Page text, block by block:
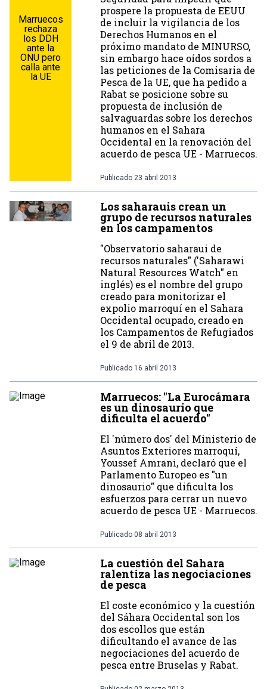
Marruecos
rechaza
los DDH
ante la
ONU pero
calla ante
la UE
prospere la propuesta de EEUU
de incluir la vigilancia de los
Derechos Humanos en el
próximo mandato de MINURSO,
sin embargo hace oídos sordos a
las peticiones de la Comisaria de
Pesca de la UE, que ha pedido a
Rabat se posicione sobre su
propuesta de inclusión de
salvaguardas sobre los derechos
humanos en el Sahara
Occidental en la renovación del
acuerdo de pesca UE - Marruecos.
Publicado 23 abril 2013
Los saharauis crean un
grupo de recursos naturales
en los campamentos
"Observatorio saharaui de
recursos naturales" ('Saharawi
Natural Resources Watch" en
inglés) es el nombre del grupo
creado para monitorizar el
expolio marroquí en el Sahara
Occidental ocupado, creado en
los Campamentos de Refugiados
el 9 de abril de 2013.
Publicado 16 abril 2013
Marruecos: "La Eurocámara
es un dinosaurio que
dificulta el acuerdo"
El 'número dos' del Ministerio de
Asuntos Exteriores marroquí,
Youssef Amrani, declaró que el
Parlamento Europeo es "un
dinosaurio" que dificulta los
esfuerzos para cerrar un nuevo
acuerdo de pesca UE - Marruecos.
Publicado 08 abril 2013
La cuestión del Sahara
ralentiza las negociaciones
de pesca
El coste económico y la cuestión
del Sáhara Occidental son los
dos escollos que están
dificultando el avance de las
negociaciones del acuerdo de
pesca entre Bruselas y Rabat.